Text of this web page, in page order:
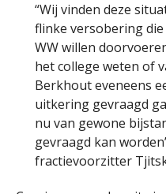
“Wij vinden deze
flinke versobering die
WW willen
het college weten of
Berkhout eveneens
uitkering gevraagd
nu van gewone
gevraagd kan
fractievoorzitter